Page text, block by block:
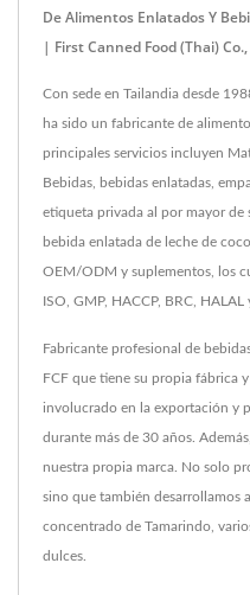
De Alimentos Enlatados Y
| First Canned Food (Thai)
Con sede en Tailandia desde
ha sido un fabricante de
principales servicios incluyen
Bebidas, bebidas enlatadas,
etiqueta privada al por mayor de
bebida enlatada de leche de
OEM/ODM y suplementos, los
ISO, GMP, HACCP, BRC, HALAL
Fabricante profesional de
FCF que tiene su propia fábrica
involucrado en la exportación y
durante más de 30 años.
nuestra propia marca. No solo
sino que también desarrollamos
concentrado de Tamarindo,
dulces.